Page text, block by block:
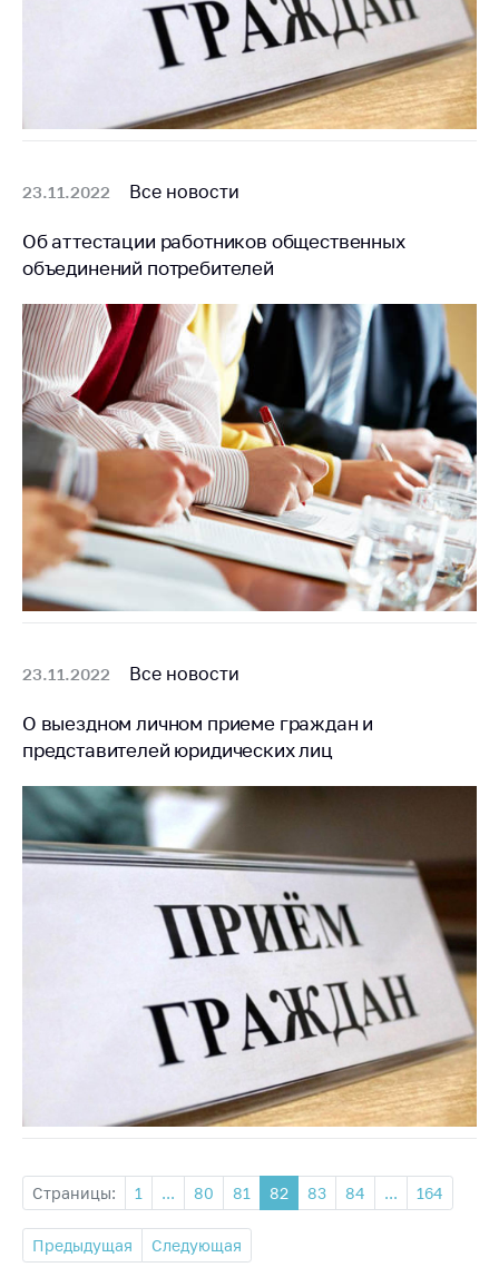
23.11.2022 Все новости
Об аттестации работников общественных
объединений потребителей
23.11.2022 Все новости
О выездном личном приеме граждан и
представителей юридических лиц
Страницы: 1 ... 80 81 82 83 84 ... 164
Предыдущая Следующая